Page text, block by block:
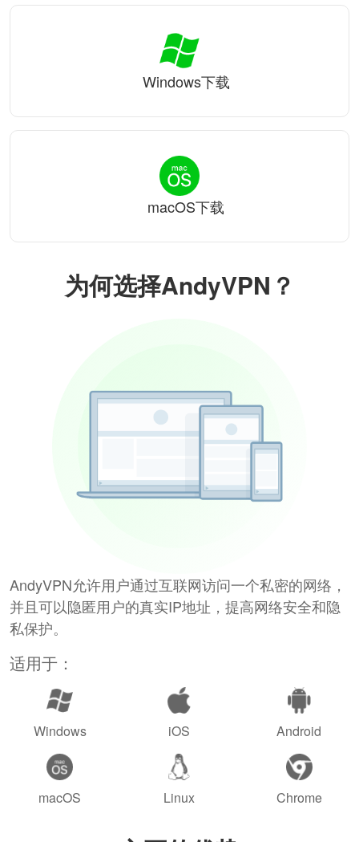
为何选择AndyVPN？
AndyVPN允许用户通过互联网访问一个私密的网络，
并且可以隐匿用户的真实IP地址，提高网络安全和隐
私保护。
适用于：
Windows iOS Android
macOS Linux Chrome
Windows下载
macOS下载